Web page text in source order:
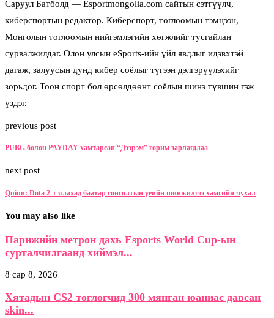
Саруул Батболд — Esportmongolia.com сайтын сэтгүүлч,
киберспортын редактор. Киберспорт, тоглоомын тэмцээн,
Монголын тоглоомын нийгэмлэгийн хөгжлийг тусгайлан
сурвалжилдаг. Олон улсын eSports-ийн үйл явдлыг идэвхтэй
дагаж, залуусын дунд кибер соёлыг түгээн дэлгэрүүлэхийг
зорьдог. Тоон спорт бол өрсөлдөөнт соёлын шинэ түвшин гэж
үздэг.
previous post
PUBG болон PAYDAY хамтарсан “Дээрэм” горим зарлагдлаа
next post
Quinn: Dota 2-т ялахад баатар сонголтын үеийн шинжилгээ хамгийн чухал
You may also like
Парижийн метрон дахь Esports World Cup-ын
сурталчилгаанд хиймэл...
8 сар 8, 2026
Хятадын CS2 тоглогчид 300 мянган юаниас давсан
skin...